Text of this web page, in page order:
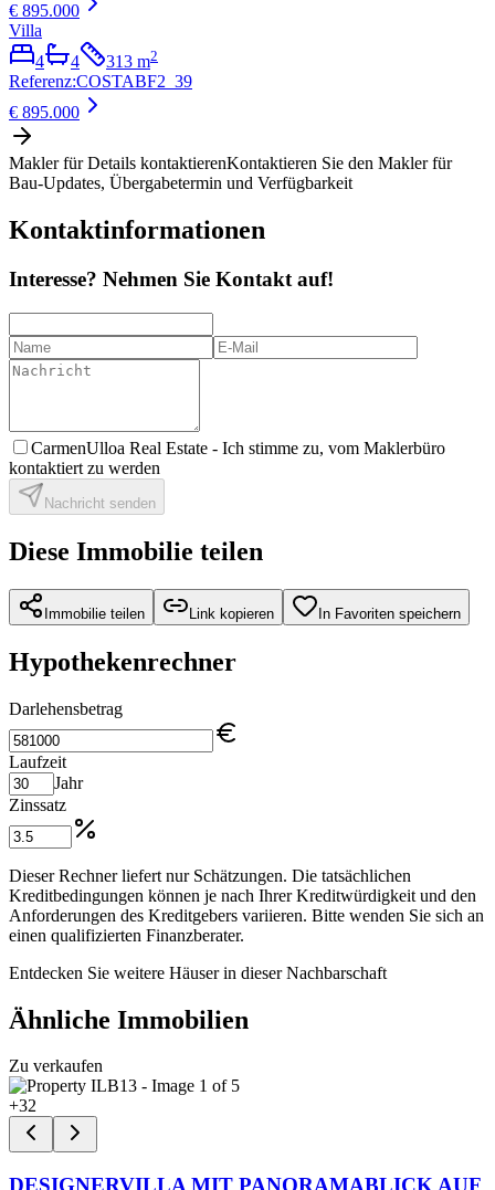
€ 895.000
Villa
4
4 313 m2
Referenz:COSTABF2_39
€ 895.000
Makler für Details kontaktierenKontaktieren Sie den Makler für
Bau-Updates, Übergabetermin und Verfügbarkeit
Kontaktinformationen
Interesse? Nehmen Sie Kontakt auf!
CarmenUlloa Real Estate - Ich stimme zu, vom Maklerbüro
kontaktiert zu werden
Nachricht senden
Diese Immobilie teilen
Immobilie teilen Link kopieren In Favoriten speichern
Hypothekenrechner
Darlehensbetrag
Laufzeit
Jahr
Zinssatz
Dieser Rechner liefert nur Schätzungen. Die tatsächlichen
Kreditbedingungen können je nach Ihrer Kreditwürdigkeit und den
Anforderungen des Kreditgebers variieren. Bitte wenden Sie sich an
einen qualifizierten Finanzberater.
Entdecken Sie weitere Häuser in dieser Nachbarschaft
Ähnliche Immobilien
Zu verkaufen
+32
DESIGNERVILLA MIT PANORAMABLICK AUF